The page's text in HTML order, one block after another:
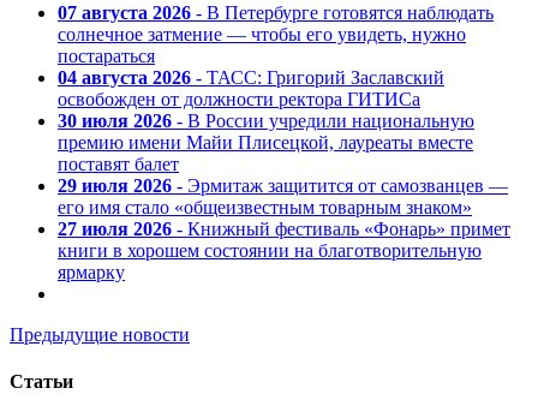
07 августа 2026 - В Петербурге готовятся наблюдать
солнечное затмение — чтобы его увидеть, нужно
постараться
04 августа 2026 - ТАСС: Григорий Заславский
освобожден от должности ректора ГИТИСа
30 июля 2026 - В России учредили национальную
премию имени Майи Плисецкой, лауреаты вместе
поставят балет
29 июля 2026 - Эрмитаж защитится от самозванцев —
его имя стало «общеизвестным товарным знаком»
27 июля 2026 - Книжный фестиваль «Фонарь» примет
книги в хорошем состоянии на благотворительную
ярмарку
Предыдущие новости
Статьи